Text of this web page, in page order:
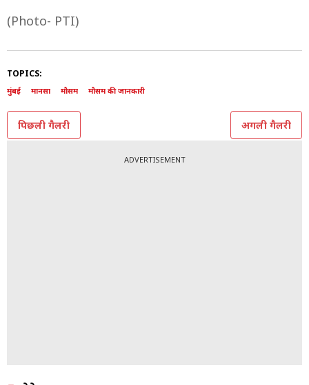
(Photo- PTI)
TOPICS:
मुंबई मानसा मौसम मौसम की जानकारी
पिछली गैलरी अगली गैलरी
ADVERTISEMENT